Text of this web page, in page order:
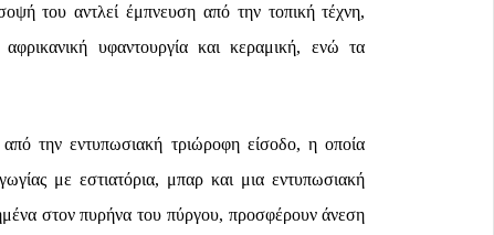
του αντλεί έμπνευση από την τοπική τέχνη,
υφαντουργία και κεραμική, ενώ τα
την εντυπωσιακή τριώροφη είσοδο, η οποία
με εστιατόρια, μπαρ και μια εντυπωσιακή
στον πυρήνα του πύργου, προσφέρουν άνεση